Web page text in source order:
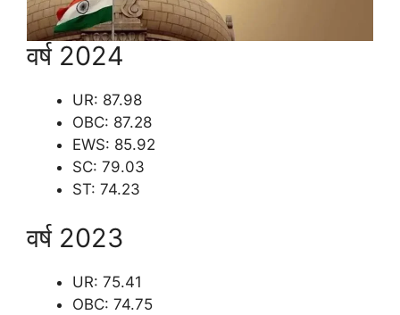
वर्ष 2024
UR: 87.98
OBC: 87.28
EWS: 85.92
SC: 79.03
ST: 74.23
वर्ष 2023
UR: 75.41
OBC: 74.75